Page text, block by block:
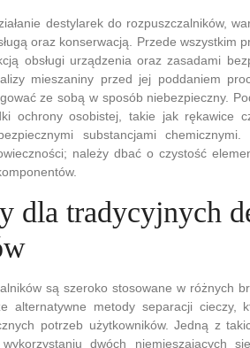
destylarek do rozpuszczalników,
oraz konserwacją. Przede wszystkim
obsługi urządzenia oraz zasadami
mieszaniny przed jej poddaniem
ze sobą w sposób niebezpieczny.
ochrony osobistej, takie jak rękawice
substancjami chemicznymi.
należy dbać o czystość
dla tradycyjnych
są szeroko stosowane w różnych
alternatywne metody separacji cieczy,
potrzeb użytkowników. Jedną z
dwóch niemieszających